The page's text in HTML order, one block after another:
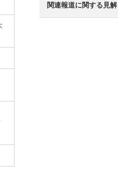
関連報道に関する見解